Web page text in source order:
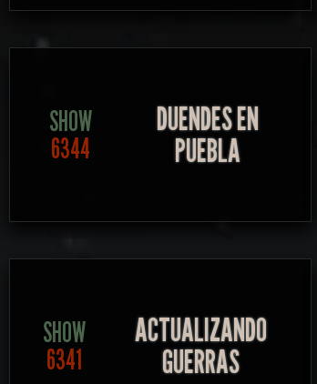
SHOW
6344
DUENDES EN
PUEBLA
SHOW
6341
ACTUALIZANDO
GUERRAS